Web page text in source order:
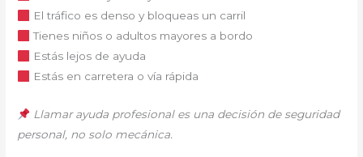
El tráfico es denso y bloqueas un carril
Tienes niños o adultos mayores a bordo
Estás lejos de ayuda
Estás en carretera o vía rápida
Llamar ayuda profesional es una decisión de seguridad
personal, no solo mecánica.